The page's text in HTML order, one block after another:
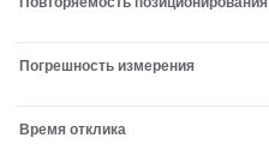
Погрешность измерения
Время отклика